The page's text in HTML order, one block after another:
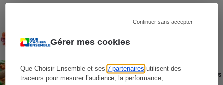
Gérer mes cookies
Que Choisir Ensemble et ses7 partenaires utilisent des
traceurs pour mesurer l’audience, la performance,
Continuer sans accepter
Pesticides - Bien choisir ses fruits et
légumes d’été
Pesticides - De nombreux résidus dans les
tomates espagnoles et marocaines